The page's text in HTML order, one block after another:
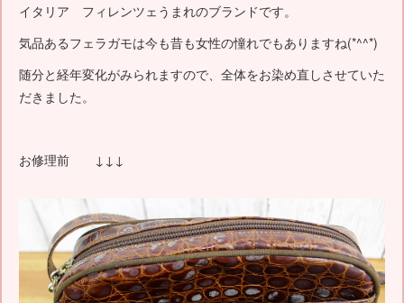
イタリア フィレンツェうまれのブランドです。
気品あるフェラガモは今も昔も女性の憧れでもありますね(*^^*)
随分と経年変化がみられますので、全体をお染め直しさせていた
だきました。
お修理前 ↓↓↓